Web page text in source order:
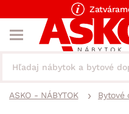
ASKO - NÁBYTOK Bytové